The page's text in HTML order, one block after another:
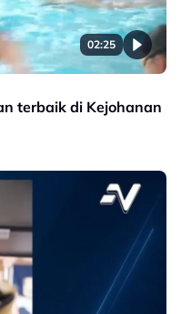
02:25
terbaik di Kejohanan